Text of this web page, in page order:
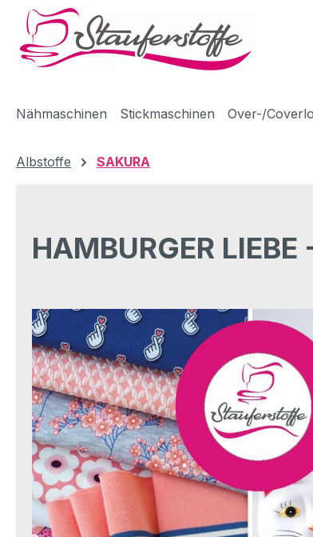
Hauptinhalt springen
Zur Suche springen
Zur Hauptnavigation springen
Nähmaschinen Stickmaschinen Over-/
Albstoffe SAKURA
HAMBURGER